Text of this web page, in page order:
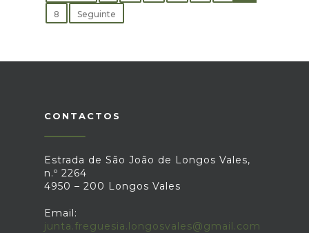
8 Seguinte
CONTACTOS
Estrada de São João de Longos Vales,
n.º 2264
4950 – 200 Longos Vales
Email:
junta.freguesia.longosvales@gmail.com